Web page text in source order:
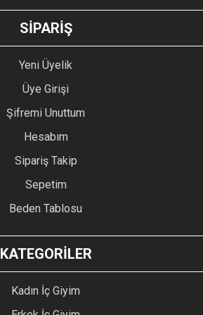
GÖNDER
SİPARİŞ
Yeni Üyelik
Üye Girişi
Şifremi Unuttum
Hesabım
Sipariş Takip
Sepetim
Beden Tablosu
KATEGORİLER
Kadın İç Giyim